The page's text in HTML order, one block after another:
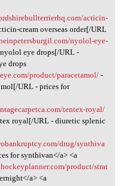
acticin-
cream overseas order[/URL
nyolol-eye-
eye drops[/URL -
drops
product/paracetamol/-
URL - prices for
tentex-royal/
royal[/URL - diuretic splenic
drug/synthiva
for synthivan</a> <a
product/strat
a> <a